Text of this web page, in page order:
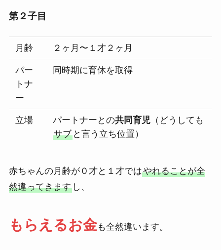
第２子目
月齢 ２ヶ月〜１才２ヶ月
パー
トナ
ー
同時期に育休を取得
立場 パートナーとの共同育児 （どうしても
サブ と言う立ち位置）
赤ちゃんの月齢が０才と１才ではやれることが全
然違ってきますし、
もらえるお金も全然違います。